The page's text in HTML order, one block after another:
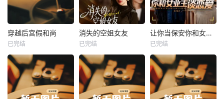
热播
未知
穿越后宫假和尚
已完结
热播
未知
消失的空姐女友
已完结
热播
未知
让你当保安你和女业主谈恋爱
已完结